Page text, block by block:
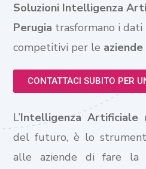
Soluzioni Intelligenza
Perugia trasformano i dati
competitivi per le aziende
CONTATTACI SUBITO PER
L’Intelligenza Artificiale
del futuro, è lo
alle aziende di fare la